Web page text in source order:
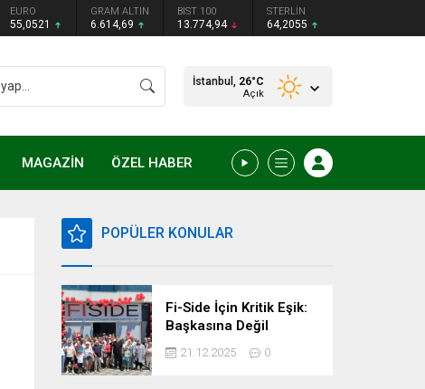
EURO
55,0521
GRAM ALTIN
6.614,69
BIST 100
13.774,94
STERLİN
64,2055
İstanbul, 26°C
Açık
MAGAZİN ÖZEL HABER
POPÜLER KONULAR
Fi-Side İçin Kritik Eşik:
Başkasına Değil
Kendimize Güvenme
Zamanı
21.12.2025 0